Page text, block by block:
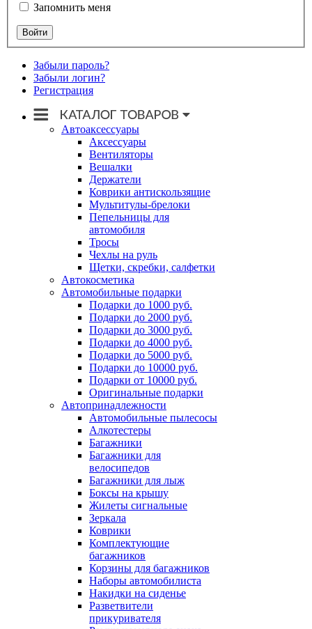
Запомнить меня
Забыли пароль?
Забыли логин?
Регистрация
Автоаксессуары
Аксессуары
Вентиляторы
Вешалки
Держатели
Коврики антискользящие
Мультитулы-брелоки
Пепельницы для
автомобиля
Тросы
Чехлы на руль
Щетки, скребки, салфетки
Автокосметика
Автомобильные подарки
Подарки до 1000 руб.
Подарки до 2000 руб.
Подарки до 3000 руб.
Подарки до 4000 руб.
Подарки до 5000 руб.
Подарки до 10000 руб.
Подарки от 10000 руб.
Оригинальные подарки
Автопринадлежности
Автомобильные пылесосы
Алкотестеры
Багажники
Багажники для
велосипедов
Багажники для лыж
Боксы на крышу
Жилеты сигнальные
Зеркала
Коврики
Комплектующие
багажников
Корзины для багажников
Наборы автомобилиста
Накидки на сиденье
Разветвители
прикуривателя